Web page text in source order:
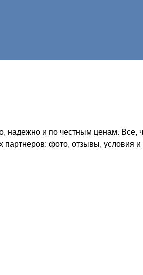
надежно и по честным ценам. Все,
партнеров: фото, отзывы, условия